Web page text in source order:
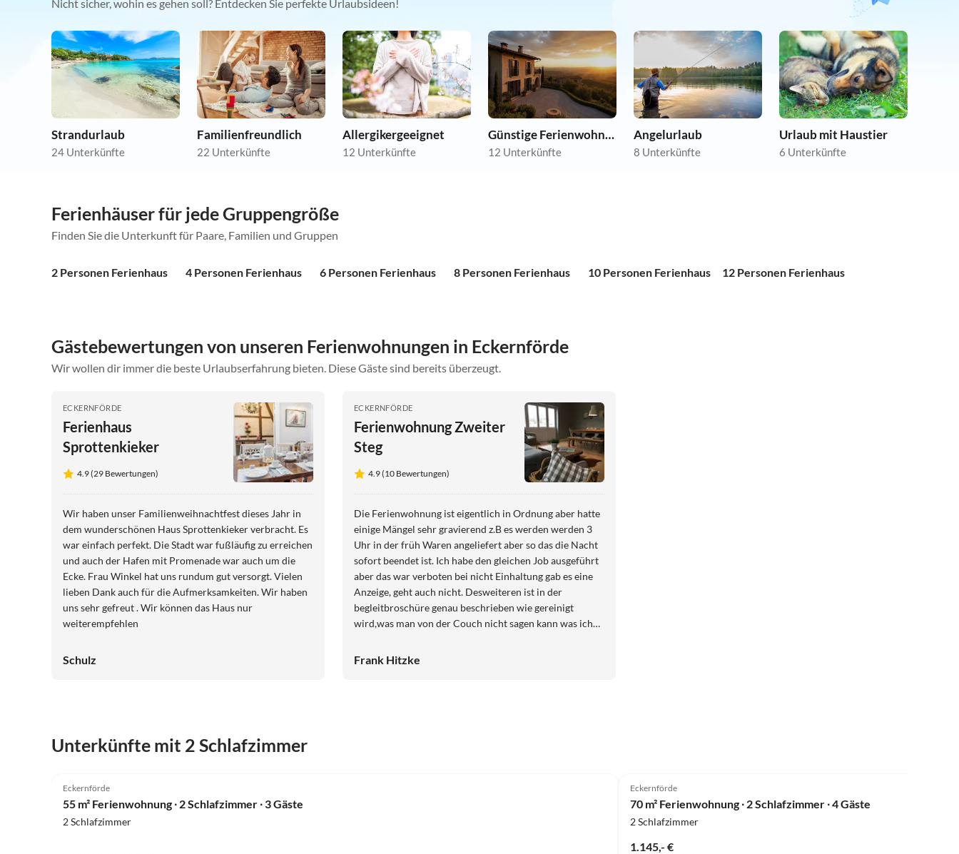
Nicht sicher, wohin es gehen soll? Entdecken Sie perfekte Urlaubsideen!
Strandurlaub
24 Unterkünfte
Familienfreundlich
22 Unterkünfte
Allergikergeeignet
12 Unterkünfte
Günstige Ferienwohnungen
12 Unterkünfte
Angelurlaub
8 Unterkünfte
Urlaub mit Haustier
6 Unterkünfte
Ferienhäuser für jede Gruppengröße
Finden Sie die Unterkunft für Paare, Familien und Gruppen
2 Personen Ferienhaus 4 Personen Ferienhaus 6 Personen Ferienhaus 8 Personen Ferienhaus 10 Personen Ferienhaus 12 Personen Ferienhaus
Gästebewertungen von unseren Ferienwohnungen in Eckernförde
Wir wollen dir immer die beste Urlaubserfahrung bieten. Diese Gäste sind bereits überzeugt.
ECKERNFÖRDE
Ferienhaus
Sprottenkieker
4.9 (29 Bewertungen)
Wir haben unser Familienweihnachtfest dieses Jahr in
dem wunderschönen Haus Sprottenkieker verbracht. Es
war einfach perfekt. Die Stadt war fußläufig zu erreichen
und auch der Hafen mit Promenade war auch um die
Ecke. Frau Winkel hat uns rundum gut versorgt. Vielen
lieben Dank auch für die Aufmerksamkeiten. Wir haben
uns sehr gefreut . Wir können das Haus nur
weiterempfehlen
Schulz
ECKERNFÖRDE
Ferienwohnung Zweiter
Steg
4.9 (10 Bewertungen)
Die Ferienwohnung ist eigentlich in Ordnung aber hatte
einige Mängel sehr gravierend z.B es werden werden 3
Uhr in der früh Waren angeliefert aber so das die Nacht
sofort beendet ist. Ich habe den gleichen Job ausgeführt
aber das war verboten bei nicht Einhaltung gab es eine
Anzeige, geht auch nicht. Desweiteren ist in der
begleitbroschüre genau beschrieben wie gereinigt
wird,was man von der Couch nicht sagen kann was ich
Ansonsten ist alles top in der Ferienwohnung die
Frank Hitzke
Unterkünfte mit 2 Schlafzimmer
Eckernförde
55 m² Ferienwohnung ∙ 2 Schlafzimmer ∙ 3 Gäste
2 Schlafzimmer
Eckernförde
70 m² Ferienwohnung ∙ 2 Schlafzimmer ∙ 4 Gäste
2 Schlafzimmer
1.145,- €